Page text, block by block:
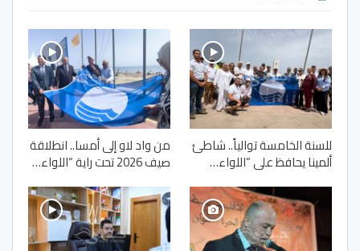
للسنة الخامسة توالياً.. شاطئ
ألمينا يحافظ على “اللواء…
من واد لاو إلى أمسا.. انطلاقة
صيف 2026 تحت راية “اللواء…